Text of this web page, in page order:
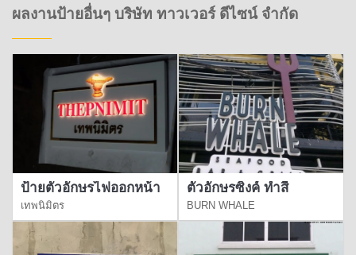
ผลงานป้ายอื่นๆ บริษัท ทาวเวอร์ ดีไซน์ จำกัด
ป้ายตัวอักษรไฟออกหน้า
เทพนิมิตร
ตัวอักษรซิงค์ ทำสี
BURN WHALE